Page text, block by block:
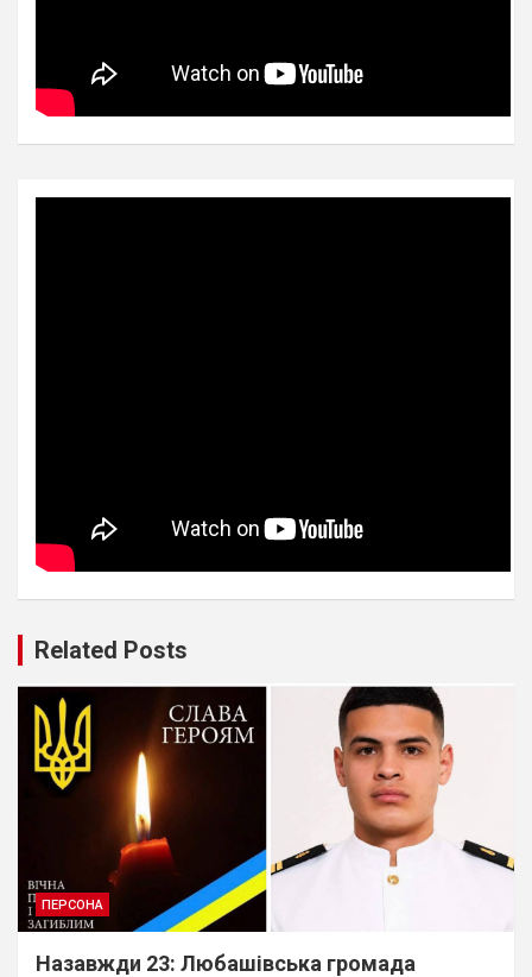
Related Posts
ПЕРСОНА
Назавжди 23: Любашівська громада